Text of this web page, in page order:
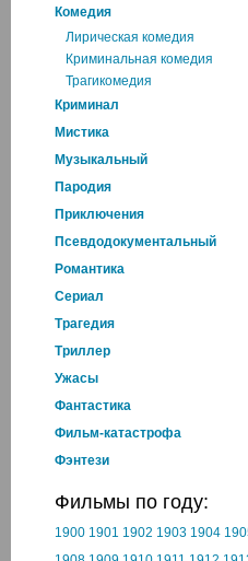
Комедия
Лирическая комедия
Криминальная комедия
Трагикомедия
Криминал
Мистика
Музыкальный
Пародия
Приключения
Псевдодокументальный
Романтика
Cериал
Трагедия
Триллер
Ужасы
Фантастика
Фильм-катастрофа
Фэнтези
Фильмы по году:
1900 1901 1902 1903 1904